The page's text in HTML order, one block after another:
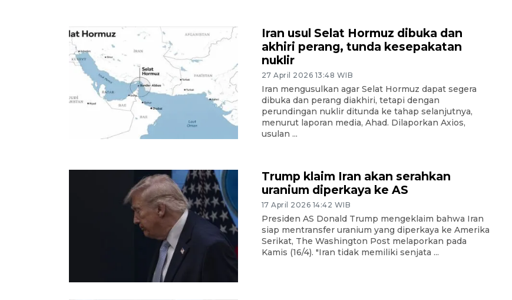
Iran usul Selat Hormuz dibuka dan
akhiri perang, tunda kesepakatan
nuklir
27 April 2026 13:48 WIB
Iran mengusulkan agar Selat Hormuz dapat segera
dibuka dan perang diakhiri, tetapi dengan
perundingan nuklir ditunda ke tahap selanjutnya,
menurut laporan media, Ahad. Dilaporkan Axios,
usulan ...
Trump klaim Iran akan serahkan
uranium diperkaya ke AS
17 April 2026 14:42 WIB
Presiden AS Donald Trump mengeklaim bahwa Iran
siap mentransfer uranium yang diperkaya ke Amerika
Serikat, The Washington Post melaporkan pada
Kamis (16/4). "Iran tidak memiliki senjata ...